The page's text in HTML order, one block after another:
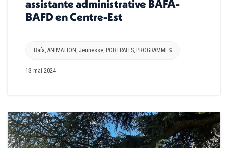
assistante administrative BAFA-
BAFD en Centre-Est
Bafa, ANIMATION, Jeunesse, PORTRAITS, PROGRAMMES
13 mai 2024